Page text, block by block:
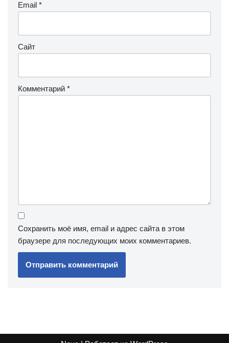
Email *
Сайт
Комментарий *
Сохранить моё имя, email и адрес сайта в этом
браузере для последующих моих комментариев.